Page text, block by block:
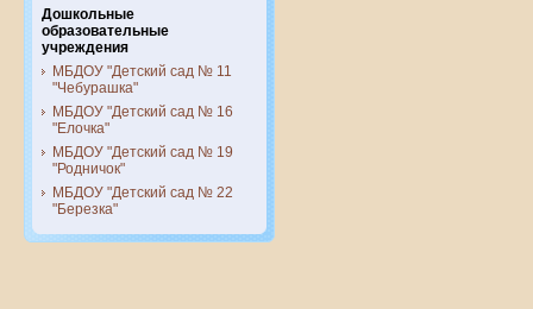
Дошкольные
образовательные
учреждения
МБДОУ "Детский сад № 11
"Чебурашка"
МБДОУ "Детский сад № 16
"Елочка"
МБДОУ "Детский сад № 19
"Родничок"
МБДОУ "Детский сад № 22
"Березка"